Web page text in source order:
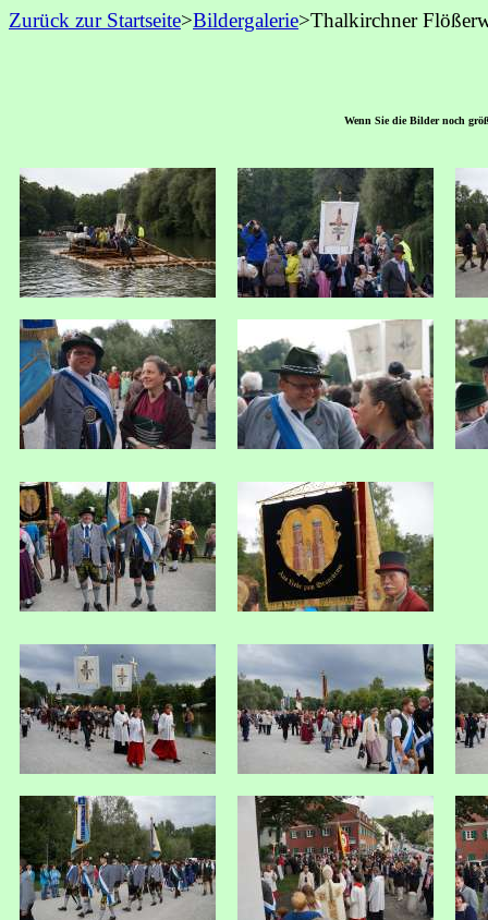
Zurück zur Startseite>Bildergalerie>Thalkirchner
Wenn Sie die Bilder noch